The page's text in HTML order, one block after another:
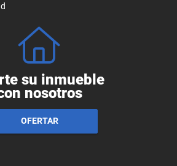
su inmueble
nosotros
OFERTAR